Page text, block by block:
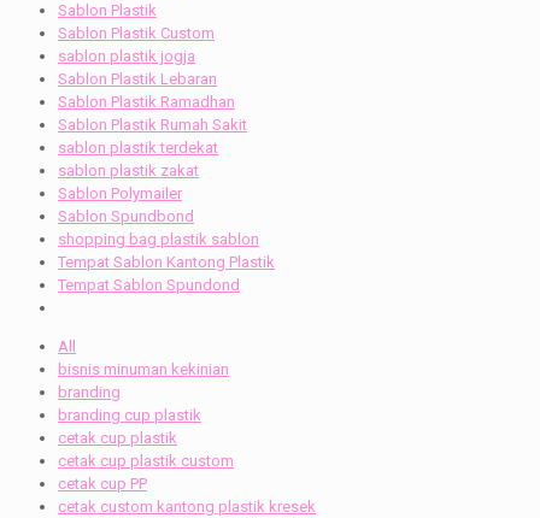
Sablon Plastik
Sablon Plastik Custom
sablon plastik jogja
Sablon Plastik Lebaran
Sablon Plastik Ramadhan
Sablon Plastik Rumah Sakit
sablon plastik terdekat
sablon plastik zakat
Sablon Polymailer
Sablon Spundbond
shopping bag plastik sablon
Tempat Sablon Kantong Plastik
Tempat Sablon Spundond
All
bisnis minuman kekinian
branding
branding cup plastik
cetak cup plastik
cetak cup plastik custom
cetak cup PP
cetak custom kantong plastik kresek